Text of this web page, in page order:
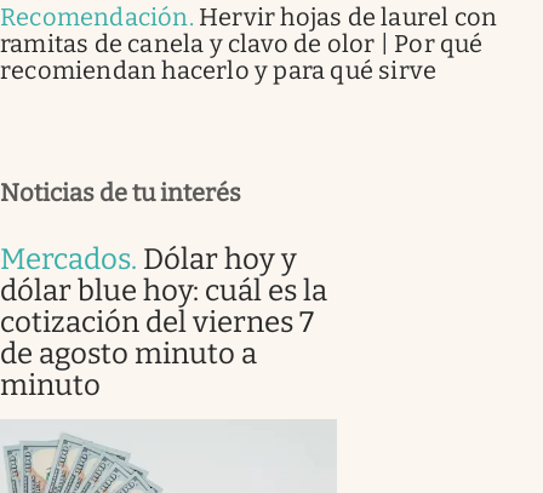
Recomendación. Hervir hojas de laurel con
ramitas de canela y clavo de olor | Por qué
recomiendan hacerlo y para qué sirve
Noticias de tu interés
Mercados. Dólar hoy y
dólar blue hoy: cuál es la
cotización del viernes 7
de agosto minuto a
minuto